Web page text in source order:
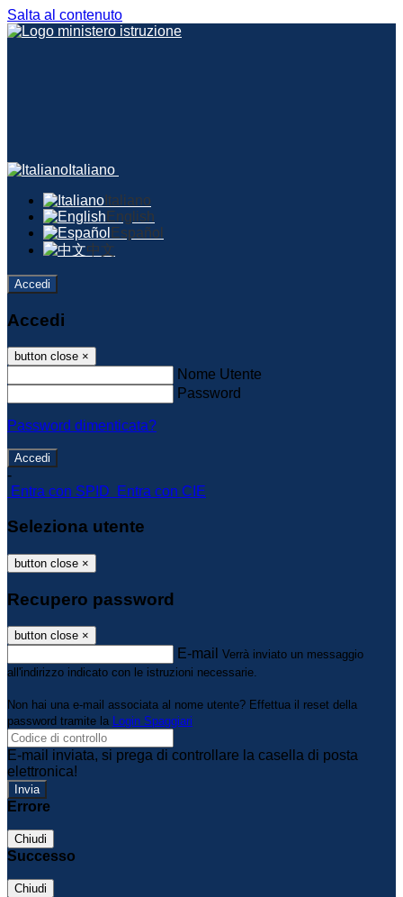
Salta al contenuto
Italiano
Italiano
English
Español
中文
Accedi
Accedi
button close ×
Nome Utente
Password
Password dimenticata?
-
Entra con SPID
Entra con CIE
Seleziona utente
button close ×
Recupero password
button close ×
E-mail Verrà inviato un messaggio
all'indirizzo indicato con le istruzioni necessarie.
Non hai una e-mail associata al nome utente? Effettua il reset della
password tramite la Login Spaggiari
E-mail inviata, si prega di controllare la casella di posta
elettronica!
Errore
Chiudi
Successo
Chiudi